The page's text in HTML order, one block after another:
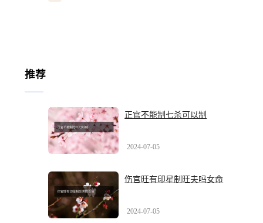
推荐
正官不能制七杀可以制
2024-07-05
伤官旺有印星制旺夫吗女命
2024-07-05